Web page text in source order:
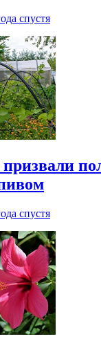
спустя
спустя